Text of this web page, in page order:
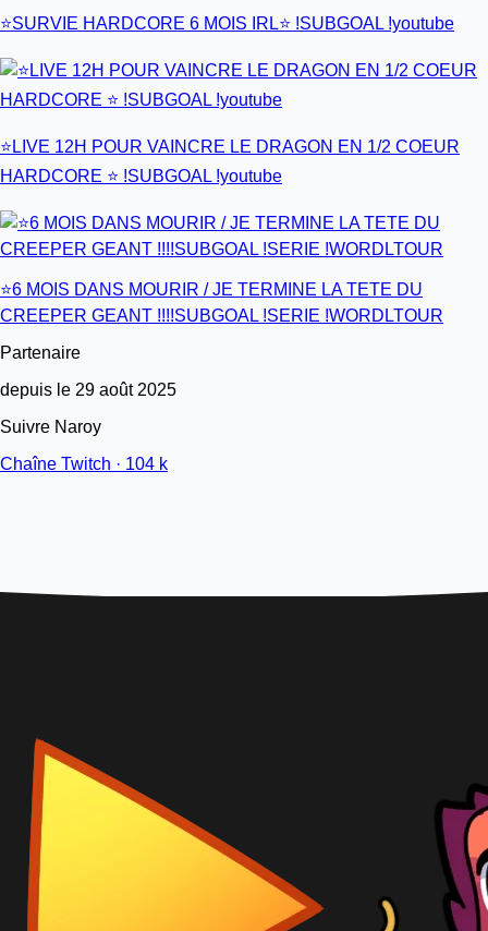
⭐️SURVIE HARDCORE 6 MOIS IRL⭐️ !SUBGOAL !youtube
⭐️LIVE 12H POUR VAINCRE LE DRAGON EN 1/2 COEUR
HARDCORE ⭐️ !SUBGOAL !youtube
⭐️6 MOIS DANS MOURIR / JE TERMINE LA TETE DU
CREEPER GEANT !!!!SUBGOAL !SERIE !WORDLTOUR
Partenaire
depuis le 29 août 2025
Suivre Naroy
Chaîne Twitch · 104 k